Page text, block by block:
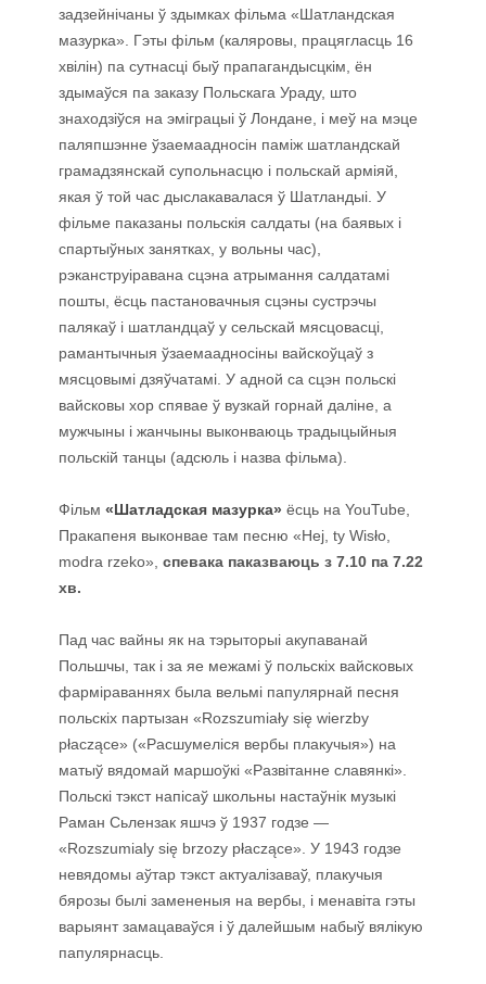
задзейнічаны ў здымках фільма «Шатландская
мазурка». Гэты фільм (каляровы, працягласць 16
хвілін) па сутнасці быў прапагандысцкім, ён
здымаўся па заказу Польскага Ураду, што
знаходзіўся на эміграцыі ў Лондане, і меў на мэце
паляпшэнне ўзаемаадносін паміж шатландскай
грамадзянскай супольнасцю і польскай арміяй,
якая ў той час дыслакавалася ў Шатландыі. У
фільме паказаны польскія салдаты (на баявых і
спартыўных занятках, у вольны час),
рэканструіравана сцэна атрымання салдатамі
пошты, ёсць пастановачныя сцэны сустрэчы
палякаў і шатландцаў у сельскай мясцовасці,
рамантычныя ўзаемаадносіны вайскоўцаў з
мясцовымі дзяўчатамі. У адной са сцэн польскі
вайсковы хор спявае ў вузкай горнай даліне, а
мужчыны і жанчыны выконваюць традыцыйныя
польскій танцы (адсюль і назва фільма).
Фільм «Шатладская мазурка» ёсць на YouTube,
Пракапеня выконвае там песню «Hej, ty Wisło,
modra rzeko», спевака паказваюць з 7.10 па 7.22
хв.
Пад час вайны як на тэрыторыі акупаванай
Польшчы, так і за яе межамі ў польскіх вайсковых
фарміраваннях была вельмі папулярнай песня
польскіх партызан «Rozszumiały się wierzby
płaczące» («Расшумеліся вербы плакучыя») на
матыў вядомай маршоўкі «Развітанне славянкі».
Польскі тэкст напісаў школьны настаўнік музыкі
Раман Сьлензак яшчэ ў 1937 годзе —
«Rozszumialy się brzozy płaczące». У 1943 годзе
невядомы аўтар тэкст актуалізаваў, плакучыя
бярозы былі замененыя на вербы, і менавіта гэты
варыянт замацаваўся і ў далейшым набыў вялікую
папулярнасць.